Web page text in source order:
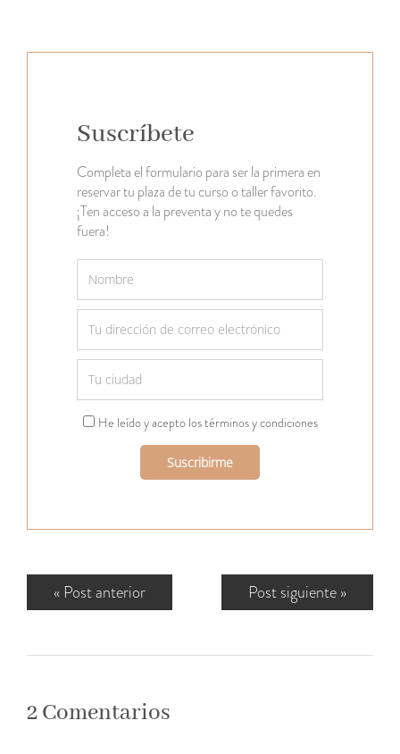
Suscríbete
Completa el formulario para ser la primera en
reservar tu plaza de tu curso o taller favorito.
¡Ten acceso a la preventa y no te quedes
fuera!
He leído y acepto los términos y condiciones
« Post anterior Post siguiente»
2 Comentarios